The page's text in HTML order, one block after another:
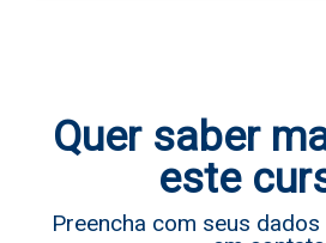
Quer saber
este
Preencha com seus